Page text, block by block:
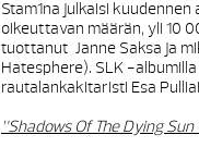
Stam1na julkaisi kuudennen
oikeuttavan määrän, yli 10
tuottanut Janne Saksa ja
Hatesphere). SLK -
rautalankakitaristi Esa
”Shadows Of The Dying Sun